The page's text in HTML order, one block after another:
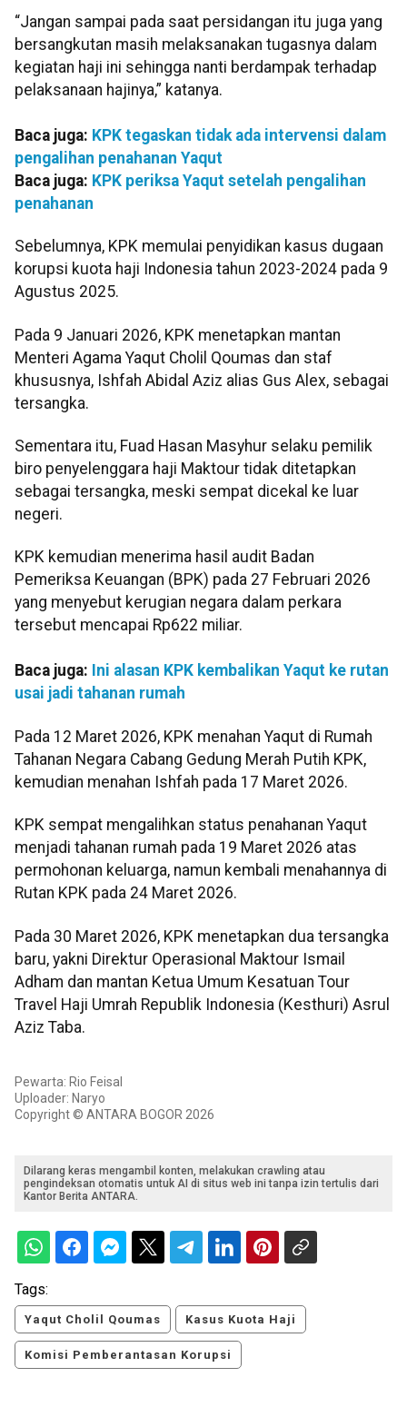
“Jangan sampai pada saat persidangan itu juga yang
bersangkutan masih melaksanakan tugasnya dalam
kegiatan haji ini sehingga nanti berdampak terhadap
pelaksanaan hajinya,” katanya.
Baca juga: KPK tegaskan tidak ada intervensi dalam
pengalihan penahanan Yaqut
Baca juga: KPK periksa Yaqut setelah pengalihan
penahanan
Sebelumnya, KPK memulai penyidikan kasus dugaan
korupsi kuota haji Indonesia tahun 2023-2024 pada 9
Agustus 2025.
Pada 9 Januari 2026, KPK menetapkan mantan
Menteri Agama Yaqut Cholil Qoumas dan staf
khususnya, Ishfah Abidal Aziz alias Gus Alex, sebagai
tersangka.
Sementara itu, Fuad Hasan Masyhur selaku pemilik
biro penyelenggara haji Maktour tidak ditetapkan
sebagai tersangka, meski sempat dicekal ke luar
negeri.
KPK kemudian menerima hasil audit Badan
Pemeriksa Keuangan (BPK) pada 27 Februari 2026
yang menyebut kerugian negara dalam perkara
tersebut mencapai Rp622 miliar.
Baca juga: Ini alasan KPK kembalikan Yaqut ke rutan
usai jadi tahanan rumah
Pada 12 Maret 2026, KPK menahan Yaqut di Rumah
Tahanan Negara Cabang Gedung Merah Putih KPK,
kemudian menahan Ishfah pada 17 Maret 2026.
KPK sempat mengalihkan status penahanan Yaqut
menjadi tahanan rumah pada 19 Maret 2026 atas
permohonan keluarga, namun kembali menahannya di
Rutan KPK pada 24 Maret 2026.
Pada 30 Maret 2026, KPK menetapkan dua tersangka
baru, yakni Direktur Operasional Maktour Ismail
Adham dan mantan Ketua Umum Kesatuan Tour
Travel Haji Umrah Republik Indonesia (Kesthuri) Asrul
Aziz Taba.
Pewarta: Rio Feisal
Uploader: Naryo
Copyright © ANTARA BOGOR 2026
Dilarang keras mengambil konten, melakukan crawling atau
pengindeksan otomatis untuk AI di situs web ini tanpa izin tertulis dari
Kantor Berita ANTARA.
Tags:
Yaqut Cholil Qoumas Kasus Kuota Haji
Komisi Pemberantasan Korupsi